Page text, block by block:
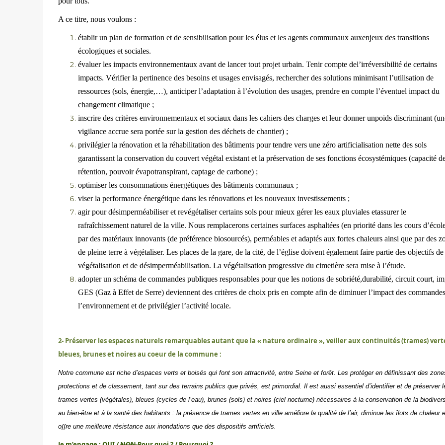
A ce titre, nous voulons :
établir un plan de formation et de sensibilisation pour les élus et les agents communaux auxenjeux des transitions
écologiques et sociales.
évaluer les impacts environnementaux avant de lancer tout projet urbain. Tenir compte del’irréversibilité de certains
impacts. Vérifier la pertinence des besoins et usages envisagés, rechercher des solutions minimisant l’utilisation de
ressources (sols, énergie,…), anticiper l’adaptation à l’évolution des usages, prendre en compte l’éventuel impact du
changement climatique ;
inscrire des critères environnementaux et sociaux dans les cahiers des charges et leur donner unpoids discriminant
vigilance accrue sera portée sur la gestion des déchets de chantier) ;
privilégier la rénovation et la réhabilitation des bâtiments pour tendre vers une zéro artificialisation nette des sols
garantissant la conservation du couvert végétal existant et la préservation de ses fonctions écosystémiques (capacité
rétention, pouvoir évapotranspirant, captage de carbone) ;
optimiser les consommations énergétiques des bâtiments communaux ;
viser la performance énergétique dans les rénovations et les nouveaux investissements ;
agir pour désimperméabiliser et revégétaliser certains sols pour mieux gérer les eaux pluviales etassurer le
rafraîchissement naturel de la ville. Nous remplacerons certaines surfaces asphaltées (en priorité dans les cours
par des matériaux innovants (de préférence biosourcés), perméables et adaptés aux fortes chaleurs ainsi que par des
de pleine terre à végétaliser. Les places de la gare, de la cité, de l’église doivent également faire partie des objectifs de
végétalisation et de désimperméabilisation. La végétalisation progressive du cimetière sera mise à l’étude.
adopter un schéma de commandes publiques responsables pour que les notions de sobriété,durabilité, circuit court,
GES (Gaz à Effet de Serre) deviennent des critères de choix pris en compte afin de diminuer l’impact des
l’environnement et de privilégier l’activité locale.
2- Préserver les espaces naturels remarquables autant que la « nature ordinaire », veiller aux continuités (trames)
bleues, brunes et noires au coeur de la commune :
Notre commune est riche d’espaces verts et boisés qui font son attractivité, entre Seine et forêt. Les protéger en définissant des
protections et de classement, tant sur des terrains publics que privés, est primordial. Il est aussi essentiel d’identifier et de préserver
trames vertes (végétales), bleues (cycles de l’eau), brunes (sols) et noires (ciel nocturne) nécessaires à la conservation de la
au bien-être et à la santé des habitants : la présence de trames vertes en ville améliore la qualité de l’air, diminue les îlots de chaleur
offre une meilleure résistance aux inondations que des dispositifs artificiels.